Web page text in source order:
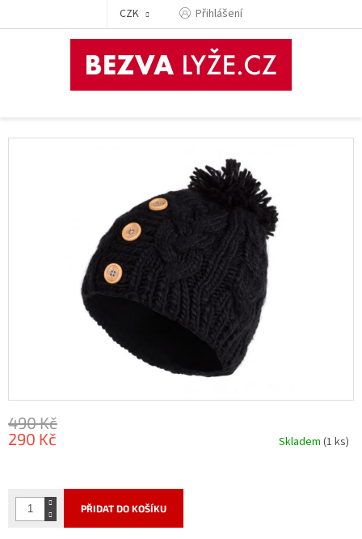
CZK Přihlášení
490 Kč
290 Kč
Skladem(1 ks)
PŘIDAT DO KOŠÍKU